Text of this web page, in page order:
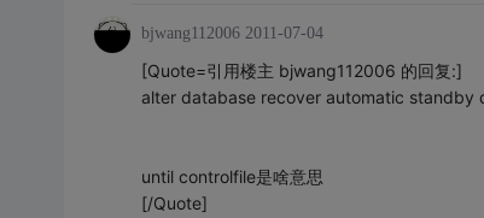
bjwang112006 2011-07-04
[Quote=引用楼主 bjwang112006 的回复:]
alter database recover automatic standby
until controlfile是啥意思
[/Quote]